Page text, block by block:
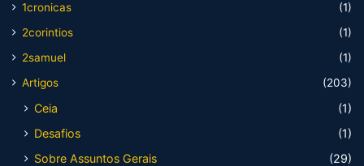
1cronicas
(1)
2corintios
(1)
2samuel
(1)
Artigos
(203)
Ceia
(1)
Desafios
(1)
Sobre Assuntos Gerais
(29)